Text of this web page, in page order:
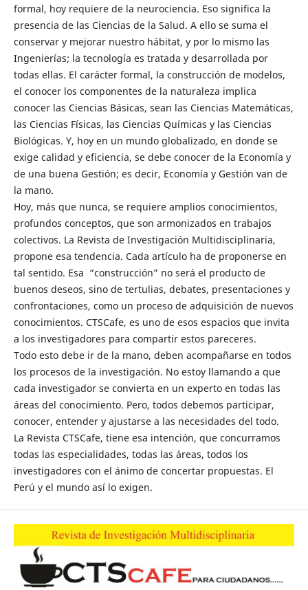
formal, hoy requiere de la neurociencia. Eso significa la
presencia de las Ciencias de la Salud. A ello se suma el
conservar y mejorar nuestro hábitat, y por lo mismo las
Ingenierías; la tecnología es tratada y desarrollada por
todas ellas. El carácter formal, la construcción de modelos,
el conocer los componentes de la naturaleza implica
conocer las Ciencias Básicas, sean las Ciencias Matemáticas,
las Ciencias Físicas, las Ciencias Químicas y las Ciencias
Biológicas. Y, hoy en un mundo globalizado, en donde se
exige calidad y eficiencia, se debe conocer de la Economía y
de una buena Gestión; es decir, Economía y Gestión van de
la mano.
Hoy, más que nunca, se requiere amplios conocimientos,
profundos conceptos, que son armonizados en trabajos
colectivos. La Revista de Investigación Multidisciplinaria,
propone esa tendencia. Cada artículo ha de proponerse en
tal sentido. Esa “construcción” no será el producto de
buenos deseos, sino de tertulias, debates, presentaciones y
confrontaciones, como un proceso de adquisición de nuevos
conocimientos. CTSCafe, es uno de esos espacios que invita
a los investigadores para compartir estos pareceres.
Todo esto debe ir de la mano, deben acompañarse en todos
los procesos de la investigación. No estoy llamando a que
cada investigador se convierta en un experto en todas las
áreas del conocimiento. Pero, todos debemos participar,
conocer, entender y ajustarse a las necesidades del todo.
La Revista CTSCafe, tiene esa intención, que concurramos
todas las especialidades, todas las áreas, todos los
investigadores con el ánimo de concertar propuestas. El
Perú y el mundo así lo exigen.